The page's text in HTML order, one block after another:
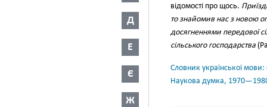
Д
Е
Є
Ж
відомості про щось.
то знайомив нас з новою
досягненнями передової
сільського господарства
Словник української
Наукова думка,